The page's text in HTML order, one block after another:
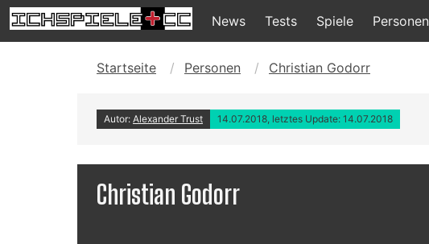
News Tests Spiele Personen
Startseite Personen Christian Godorr
Autor: Alexander Trust 14.07.2018, letztes Update: 14.07.2018
Christian Godorr